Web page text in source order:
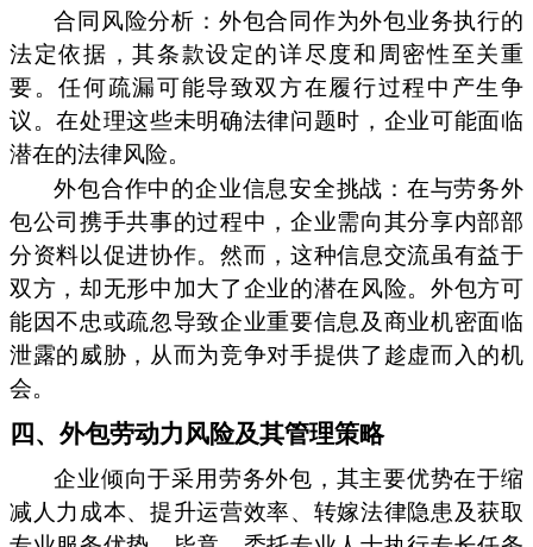
合同风险分析：外包合同作为外包业务执行的
法定依据，其条款设定的详尽度和周密性至关重
要。任何疏漏可能导致双方在履行过程中产生争
议。在处理这些未明确法律问题时，企业可能面临
潜在的法律风险。
外包合作中的企业信息安全挑战：在与劳务外
包公司携手共事的过程中，企业需向其分享内部部
分资料以促进协作。然而，这种信息交流虽有益于
双方，却无形中加大了企业的潜在风险。外包方可
能因不忠或疏忽导致企业重要信息及商业机密面临
泄露的威胁，从而为竞争对手提供了趁虚而入的机
会。
四、外包劳动力风险及其管理策略
企业倾向于采用劳务外包，其主要优势在于缩
减人力成本、提升运营效率、转嫁法律隐患及获取